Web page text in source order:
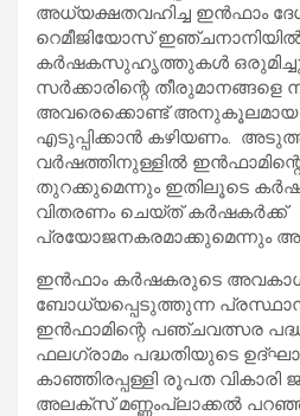
അധ്യക്ഷതവഹിച്ച ഇന്‍ഫാം
റെമീജിയോസ്
കര്‍ഷകസുഹൃത്തുകള്‍ ഒരുമിച്ചു
സര്‍ക്കാരിന്റെ തീരുമാനങ്ങളെ
അവരെക്കൊണ്ട് അനുകൂലമായ
എടുപ്പിക്കാന്‍ കഴിയണം.
വര്‍ഷത്തിനുള്ളില്‍
തുറക്കുമെന്നും ഇതിലൂടെ
വിതരണം ചെയ്ത് കര്‍ഷകര്‍ക്ക്
പ്രയോജനകരമാക്കുമെന്നും
ഇന്‍ഫാം കര്‍ഷകരുടെ
ബോധ്യപ്പെടുത്തുന്ന
ഇന്‍ഫാമിന്റെ പഞ്ചവത്സര
ഫലഗ്രാമം പദ്ധതിയുടെ
കാഞ്ഞിരപ്പള്ളി രൂപത
അലക്‌സ് മണ്ണംപ്ലാക്കല്‍